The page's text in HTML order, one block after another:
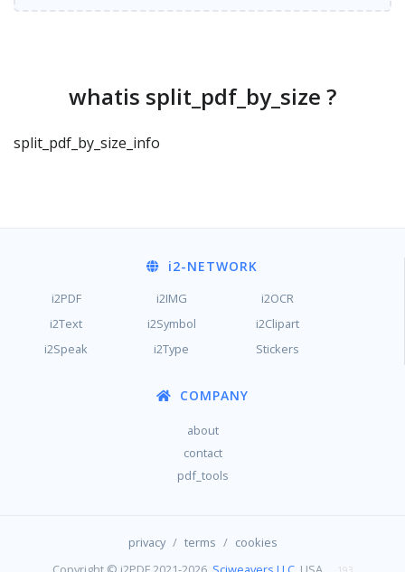
whatis split_pdf_by_size ?
split_pdf_by_size_info
i2-NETWORK
i2PDF i2IMG
i2OCR
i2Text
i2Symbol
i2Clipart
i2Speak
i2Type Stickers
COMPANY
about
contact
pdf_tools
privacy / terms / cookies